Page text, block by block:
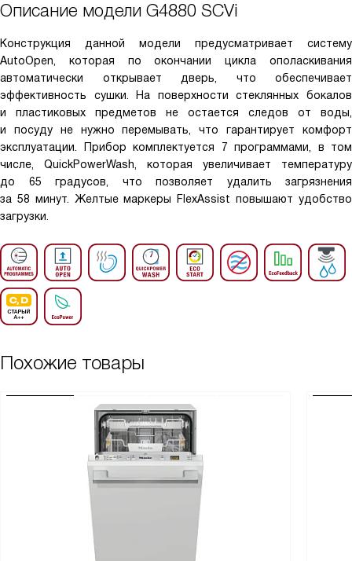
Описание модели G4880 SCVi
Конструкция данной модели предусматривает систему
AutoOpen, которая по окончании цикла ополаскивания
автоматически открывает дверь, что обеспечивает
эффективность сушки. На поверхности стеклянных бокалов
и пластиковых предметов не остается следов от воды,
и посуду не нужно перемывать, что гарантирует комфорт
эксплуатации. Прибор комплектуется 7 программами, в том
числе, QuickPowerWash, которая увеличивает температуру
до 65 градусов, что позволяет удалить загрязнения
за 58 минут. Желтые маркеры FlexAssist повышают удобство
загрузки.
Похожие товары